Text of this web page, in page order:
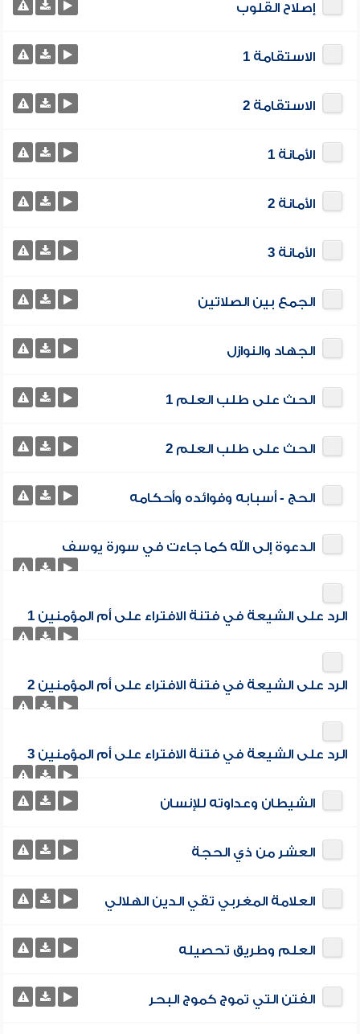
إصلاح القلوب
الاستقامة 1
الاستقامة 2
الأمانة 1
الأمانة 2
الأمانة 3
الجمع بين الصلاتين
الجهاد والنوازل
الحث على طلب العلم 1
الحث على طلب العلم 2
الحج - أسبابه وفوائده وأحكامه
الدعوة إلى الله كما جاءت في سورة يوسف
الرد على الشيعة في فتنة الافتراء على أم المؤمنين 1
الرد على الشيعة في فتنة الافتراء على أم المؤمنين 2
الرد على الشيعة في فتنة الافتراء على أم المؤمنين 3
الشيطان وعداوته للإنسان
العشر من ذي الحجة
العلامة المغربي تقي الدين الهلالي
العلم وطريق تحصيله
الفتن التي تموج كموج البحر